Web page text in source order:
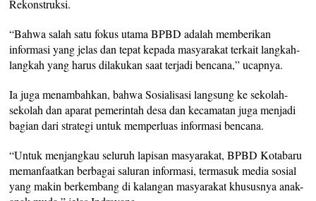
Rekonstruksi.
“Bahwa salah satu fokus utama BPBD adalah memberikan
informasi yang jelas dan tepat kepada masyarakat terkait langkah-
langkah yang harus dilakukan saat terjadi bencana,” ucapnya.
Ia juga menambahkan, bahwa Sosialisasi langsung ke sekolah-
sekolah dan aparat pemerintah desa dan kecamatan juga menjadi
bagian dari strategi untuk memperluas informasi bencana.
“Untuk menjangkau seluruh lapisan masyarakat, BPBD Kotabaru
memanfaatkan berbagai saluran informasi, termasuk media sosial
yang makin berkembang di kalangan masyarakat khususnya anak-